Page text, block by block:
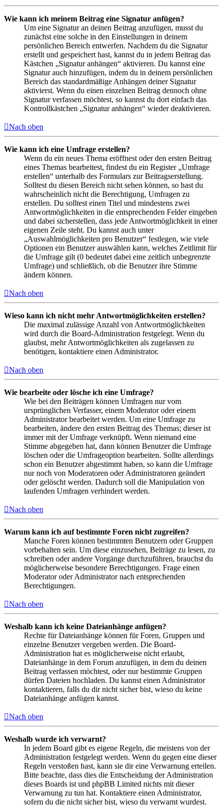
Wie kann ich meinem Beitrag eine Signatur anfügen?
Um eine Signatur an deinen Beitrag anzufügen, musst du
zunächst eine solche in den Einstellungen in deinem
persönlichen Bereich entwerfen. Nachdem du die Signatur
erstellt und gespeichert hast, kannst du in jedem Beitrag das
Kästchen „Signatur anhängen“ aktivieren. Du kannst eine
Signatur auch hinzufügen, indem du in deinem persönlichen
Bereich das standardmäßige Anhängen deiner Signatur
aktivierst. Wenn du einen einzelnen Beitrag dennoch ohne
Signatur verfassen möchtest, so kannst du dort einfach das
Kontrollkästchen „Signatur anhängen“ wieder deaktivieren.
Nach oben
Wie kann ich eine Umfrage erstellen?
Wenn du ein neues Thema eröffnest oder den ersten Beitrag
eines Themas bearbeitest, findest du ein Register „Umfrage
erstellen“ unterhalb des Formulars zur Beitragserstellung.
Solltest du diesen Bereich nicht sehen können, so hast du
wahrscheinlich nicht die Berechtigung, Umfragen zu
erstellen. Du solltest einen Titel und mindestens zwei
Antwortmöglichkeiten in die entsprechenden Felder eingeben
und dabei sicherstellen, dass jede Antwortmöglichkeit in einer
eigenen Zeile steht. Du kannst auch unter
„Auswahlmöglichkeiten pro Benutzer“ festlegen, wie viele
Optionen ein Benutzer auswählen kann, welches Zeitlimit für
die Umfrage gilt (0 bedeutet dabei eine zeitlich unbegrenzte
Umfrage) und schließlich, ob die Benutzer ihre Stimme
ändern können.
Nach oben
Wieso kann ich nicht mehr Antwortmöglichkeiten erstellen?
Die maximal zulässige Anzahl von Antwortmöglichkeiten
wird durch die Board-Administration festgelegt. Wenn du
glaubst, mehr Antwortmöglichkeiten als zugelassen zu
benötigen, kontaktiere einen Administrator.
Nach oben
Wie bearbeite oder lösche ich eine Umfrage?
Wie bei den Beiträgen können Umfragen nur vom
ursprünglichen Verfasser, einem Moderator oder einem
Administrator bearbeitet werden. Um eine Umfrage zu
bearbeiten, ändere den ersten Beitrag des Themas; dieser ist
immer mit der Umfrage verknüpft. Wenn niemand eine
Stimme abgegeben hat, dann können Benutzer die Umfrage
löschen oder die Umfrageoption bearbeiten. Sollte allerdings
schon ein Benutzer abgestimmt haben, so kann die Umfrage
nur noch von Moderatoren oder Administratoren geändert
oder gelöscht werden. Dadurch soll die Manipulation von
laufenden Umfragen verhindert werden.
Nach oben
Warum kann ich auf bestimmte Foren nicht zugreifen?
Manche Foren können bestimmten Benutzern oder Gruppen
vorbehalten sein. Um diese einzusehen, Beiträge zu lesen, zu
schreiben oder andere Vorgänge durchzuführen, brauchst du
möglicherweise besondere Berechtigungen. Frage einen
Moderator oder Administrator nach entsprechenden
Berechtigungen.
Nach oben
Weshalb kann ich keine Dateianhänge anfügen?
Rechte für Dateianhänge können für Foren, Gruppen und
einzelne Benutzer vergeben werden. Die Board-
Administration hat es möglicherweise nicht erlaubt,
Dateianhänge in dem Forum anzufügen, in dem du deinen
Beitrag verfassen möchtest, oder nur bestimmte Gruppen
dürfen Dateien hochladen. Du kannst einen Administrator
kontaktieren, falls du dir nicht sicher bist, wieso du keine
Dateianhänge anfügen kannst.
Nach oben
Weshalb wurde ich verwarnt?
In jedem Board gibt es eigene Regeln, die meistens von der
Administration festgelegt werden. Wenn du gegen eine dieser
Regeln verstoßen hast, kann sie dir eine Verwarnung erteilen.
Bitte beachte, dass dies die Entscheidung der Administration
dieses Boards ist und phpBB Limited nichts mit dieser
Verwarnung zu tun hat. Kontaktiere einen Administrator,
sofern du die nicht sicher bist, wieso du verwarnt wurdest.